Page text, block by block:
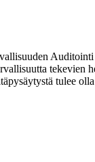
tulee